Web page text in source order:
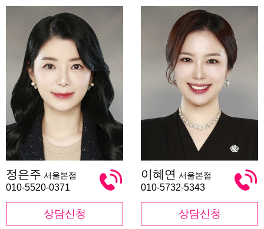
은
주
정은주 서울본점
010-5520-0371
상담신청
혜
연
이혜연 서울본점
010-5732-5343
상담신청